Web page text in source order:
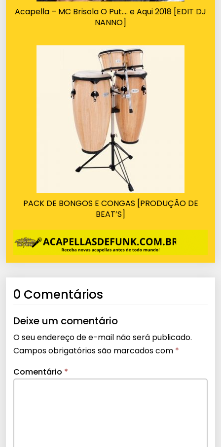
Acapella – MC Brisola O Put…. e Aqui 2018 [EDIT DJ
NANNO]
PACK DE BONGOS E CONGAS [PRODUÇÃO DE
BEAT’S]
0 Comentários
Deixe um comentário
O seu endereço de e-mail não será publicado.
Campos obrigatórios são marcados com *
Comentário *